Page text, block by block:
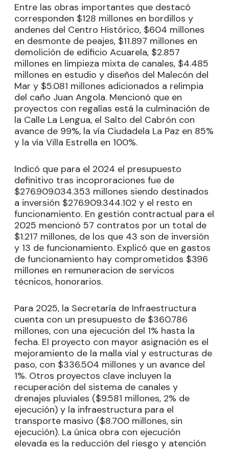
Entre las obras importantes que destacó
corresponden $128 millones en bordillos y
andenes del Centro Histórico, $604 millones
en desmonte de peajes, $11.897 millones en
demolición de edificio Acuarela, $2.857
millones en limpieza mixta de canales, $4.485
millones en estudio y diseños del Malecón del
Mar y $5.081 millones adicionados a relimpia
del caño Juan Angola. Mencionó que en
proyectos con regalías está la culminación de
la Calle La Lengua, el Salto del Cabrón con
avance de 99%, la vía Ciudadela La Paz en 85%
y la vía Villa Estrella en 100%.
Indicó que para el 2024 el presupuesto
definitivo tras incoproraciones fue de
$276.909.034.353 millones siendo destinados
a inversión $276.909.344.102 y el resto en
funcionamiento. En gestión contractual para el
2025 mencionó 57 contratos por un total de
$1.217 millones, de los que 43 son de inversión
y 13 de funcionamiento. Explicó que en gastos
de funcionamiento hay comprometidos $396
millones en remuneracion de servicos
técnicos, honorarios.
Para 2025, la Secretaría de Infraestructura
cuenta con un presupuesto de $360.786
millones, con una ejecución del 1% hasta la
fecha. El proyecto con mayor asignación es el
mejoramiento de la malla vial y estructuras de
paso, con $336.504 millones y un avance del
1%. Otros proyectos clave incluyen la
recuperación del sistema de canales y
drenajes pluviales ($9.581 millones, 2% de
ejecución) y la infraestructura para el
transporte masivo ($8.700 millones, sin
ejecución). La única obra con ejecución
elevada es la reducción del riesgo y atención